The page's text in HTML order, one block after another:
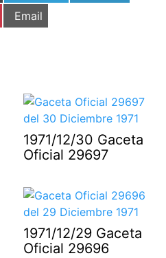
Compartir
en
Email
1971/12/30 Gaceta
Oficial 29697
1971/12/29 Gaceta
Oficial 29696